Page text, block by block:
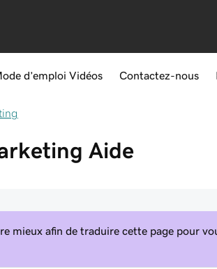
d’emploi Vidéos Contactez-nous
Aide
mieux afin de traduire cette page pour